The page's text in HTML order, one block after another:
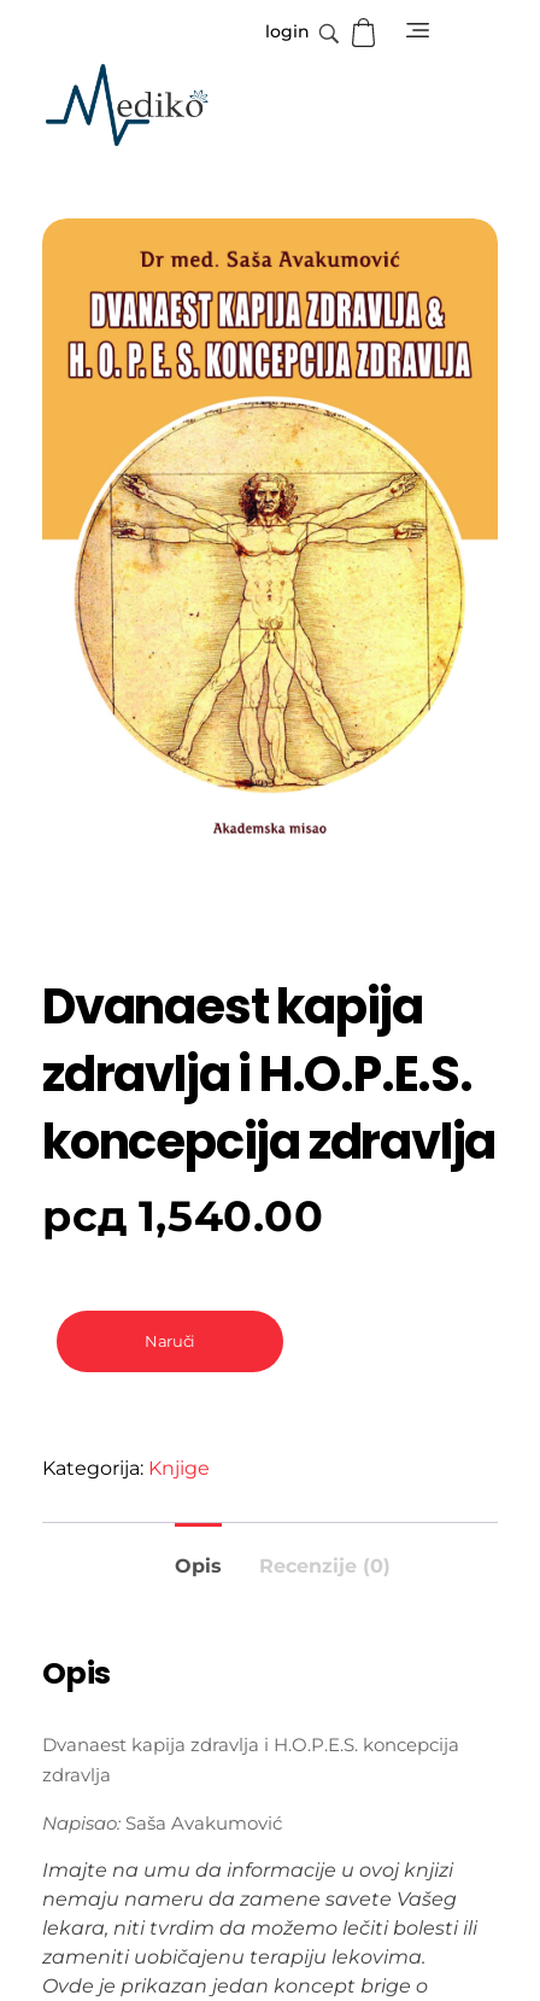
login
Dvanaest kapija
zdravlja i H.O.P.E.S.
koncepcija zdravlja
рсд 1,540.00
Naruči
Kategorija: Knjige
Opis Recenzije (0)
Opis
Dvanaest kapija zdravlja i H.O.P.E.S. koncepcija
zdravlja
Napisao: Saša Avakumović
Imajte na umu da informacije u ovoj knjizi
nemaju nameru da zamene savete Vašeg
lekara, niti tvrdim da možemo lečiti bolesti ili
zameniti uobičajenu terapiju lekovima.
Ovde je prikazan jedan koncept brige o